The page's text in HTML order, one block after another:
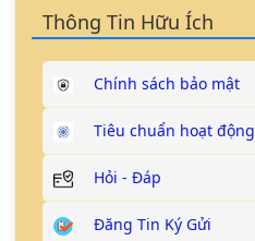
Thông Tin Hữu Ích
Chính sách bảo mật
Tiêu chuẩn hoạt động
Hỏi - Đáp
Đăng Tin Ký Gửi